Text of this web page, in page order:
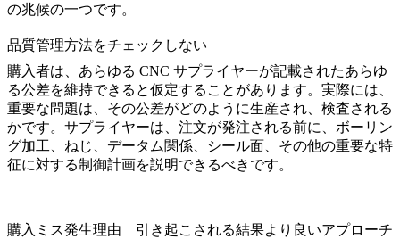
の兆候の一つです。
品質管理方法をチェックしない
購入者は、あらゆる CNC サプライヤーが記載されたあらゆ
る公差を維持できると仮定することがあります。実際には、
重要な問題は、その公差がどのように生産され、検査される
かです。サプライヤーは、注文が発注される前に、ボーリン
グ加工、ねじ、データム関係、シール面、その他の重要な特
征に対する制御計画を説明できるべきです。
購入ミス発生理由 引き起こされる結果より良いアプローチ